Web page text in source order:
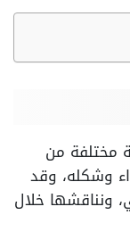
مختلفة من
وشكله، وقد
ونناقشها خلال